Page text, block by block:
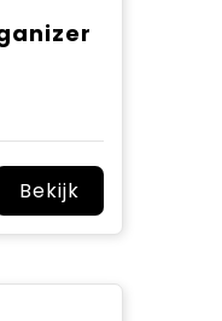
Bekijk